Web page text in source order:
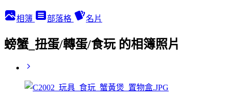
相簿 部落格 名片
螃蟹_扭蛋/轉蛋/食玩 的相簿照片